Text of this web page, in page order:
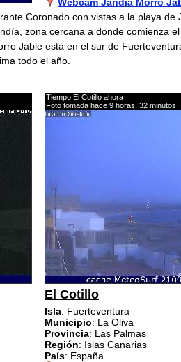
Coronado con vistas a la playa de
zona cercana a donde comienza
Jable está en el sur de
todo el año.
Tiempo El Cotillo ahora
Foto tomada hace 9 horas, 32 minutos
El Cotillo
Isla: Fuerteventura
Municipio: La Oliva
Provincia: Las Palmas
Región: Islas Canarias
País: España